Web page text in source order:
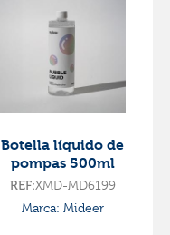
Botella líquido de
pompas 500ml
REF:XMD-MD6199
Marca: Mideer